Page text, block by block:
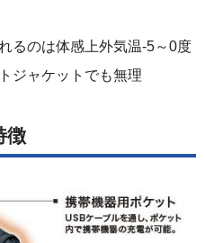
るのは体感上外気温-5～0度
ジャケットでも無理
徴